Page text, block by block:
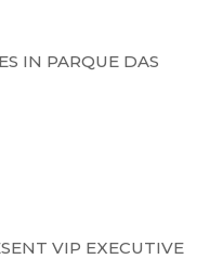
IN PARQUE DAS
VIP EXECUTIVE